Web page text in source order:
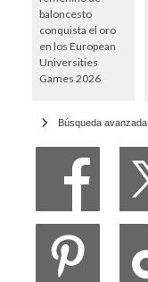
baloncesto
conquista el oro
en los European
Universities
Games 2026
Búsqueda avanzada